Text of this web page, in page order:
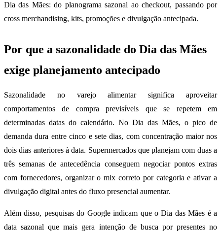
Dia das Mães: do planograma sazonal ao checkout, passando por
cross merchandising, kits, promoções e divulgação antecipada.
Por que a sazonalidade do Dia das Mães
exige planejamento antecipado
Sazonalidade no varejo alimentar significa aproveitar
comportamentos de compra previsíveis que se repetem em
determinadas datas do calendário. No Dia das Mães, o pico de
demanda dura entre cinco e sete dias, com concentração maior nos
dois dias anteriores à data. Supermercados que planejam com duas a
três semanas de antecedência conseguem negociar pontos extras
com fornecedores, organizar o mix correto por categoria e ativar a
divulgação digital antes do fluxo presencial aumentar.
Além disso, pesquisas do Google indicam que o Dia das Mães é a
data sazonal que mais gera intenção de busca por presentes no